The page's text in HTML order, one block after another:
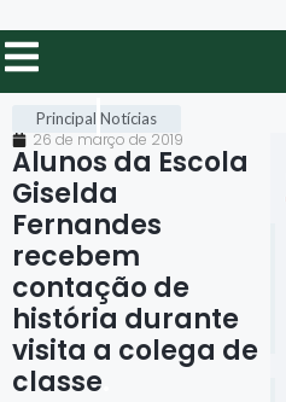
Principal Notícias
26 de março de 2019
Alunos da Escola
Giselda
Fernandes
recebem
contação de
história durante
visita a colega de
classe